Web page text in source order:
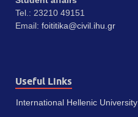
Tel.: 23210 49151
Email: foititika@civil.ihu.gr
Useful Links
International Hellenic University